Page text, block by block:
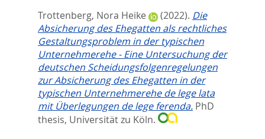
Trottenberg, Nora Heike
(2022). Die
Absicherung des Ehegatten als rechtliches
Gestaltungsproblem in der typischen
Unternehmerehe - Eine Untersuchung der
deutschen Scheidungsfolgenregelungen
zur Absicherung des Ehegatten in der
typischen Unternehmerehe de lege lata
mit Überlegungen de lege ferenda. PhD
thesis, Universität zu Köln.